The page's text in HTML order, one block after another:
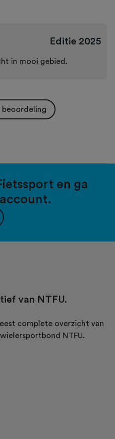
Editie2025
in mooi gebied.
beoordeling
en ga
van NTFU.
complete overzicht van
NTFU.